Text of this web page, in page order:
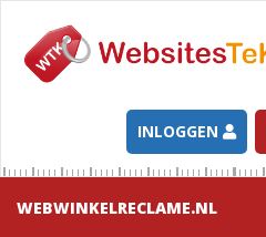
INLOGGEN
WEBWINKELRECLAME.NL